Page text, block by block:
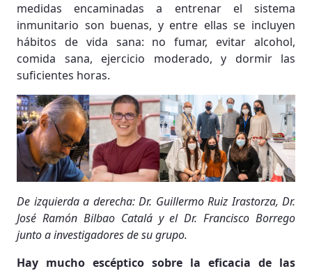
medidas encaminadas a entrenar el sistema
inmunitario son buenas, y entre ellas se incluyen
hábitos de vida sana: no fumar, evitar alcohol,
comida sana, ejercicio moderado, y dormir las
suficientes horas.
De izquierda a derecha: Dr. Guillermo Ruiz Irastorza, Dr.
José Ramón Bilbao Catalá y el Dr. Francisco Borrego
junto a investigadores de su grupo.
Hay mucho escéptico sobre la eficacia de las